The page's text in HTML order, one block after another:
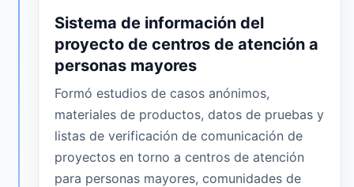
Sistema de información del
proyecto de centros de atención a
personas mayores
Formó estudios de casos anónimos,
materiales de productos, datos de pruebas y
listas de verificación de comunicación de
proyectos en torno a centros de atención
para personas mayores, comunidades de